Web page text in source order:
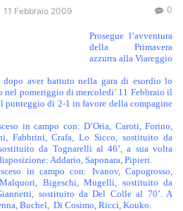
11 Febbraio 2009 0
Prosegue l’avventura
della Primavera
azzurra alla Viareggio
aver battuto nella gara di esordio lo
nel pomeriggio di mercoledi’ 11 Febbraio il
punteggio di 2-1 in favore della compagine
in campo con: D’Oria, Caroti, Forino,
Fabbrini, Crafa, Lo Sicco, sostituito da
da Tognarelli al 46’, a sua volta
Addario, Saponara, Pipieri.
in campo con: Ivanov, Capogrosso,
Bigeschi, Mugelli, sostituito da
sostituito da Del Colle al 70’. A
Buchel, Di Cosimo, Ricci, Kouko.